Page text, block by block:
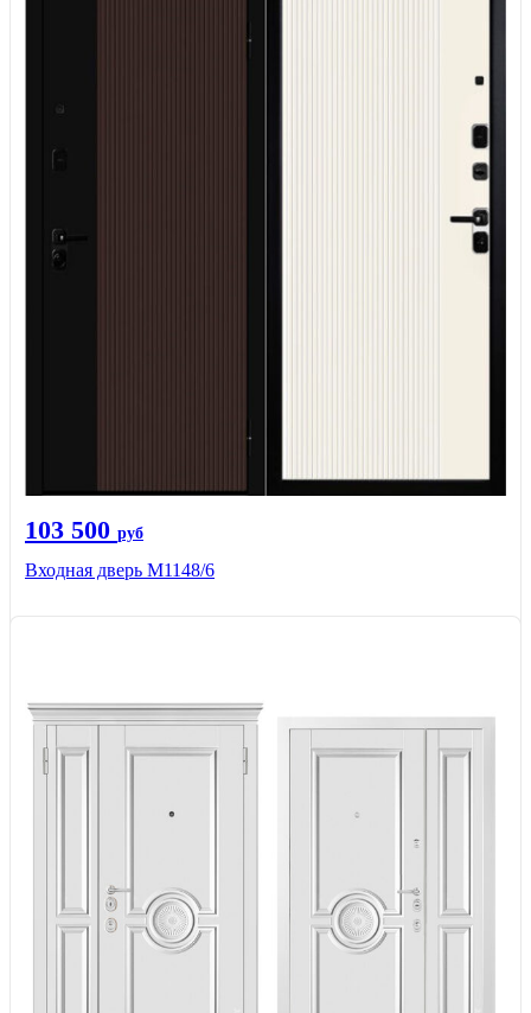
103 500 руб
Входная дверь М1148/6